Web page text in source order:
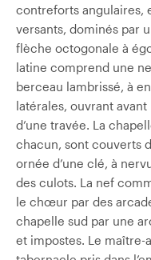
contreforts angulaires,
versants, dominés par
flèche octogonale à
latine comprend une
berceau lambrissé, à
latérales, ouvrant
d’une travée. La
chacun, sont couverts
ornée d’une clé, à
des culots. La nef
le chœur par des
chapelle sud par une
et impostes. Le maître-